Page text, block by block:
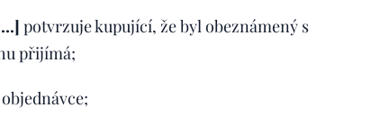
potvrzuje kupující, že byl obeznámený s
přijímá;